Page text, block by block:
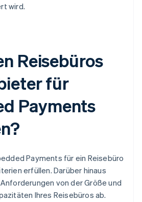
wird.
Reisebüros
für
Payments
Payments für ein Reisebüro
erfüllen. Darüber hinaus
von der Größe und
Ihres Reisebüros ab.